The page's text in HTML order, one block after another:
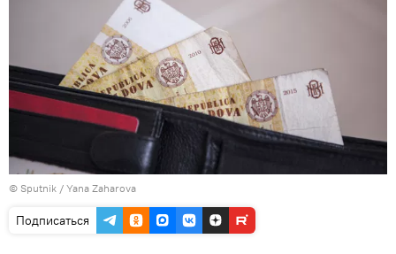
© Sputnik / Yana Zaharova
Подписаться